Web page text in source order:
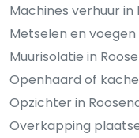
Machines verhuur in
Metselen en voegen
Muurisolatie in
Openhaard of
Opzichter in
Overkapping